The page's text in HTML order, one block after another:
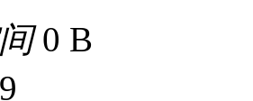
0 B